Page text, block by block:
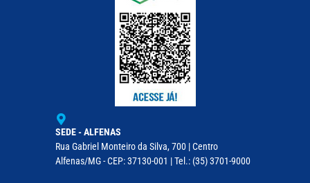
SEDE - ALFENAS
Rua Gabriel Monteiro da Silva, 700 | Centro
Alfenas/MG - CEP: 37130-001 | Tel.: (35) 3701-9000